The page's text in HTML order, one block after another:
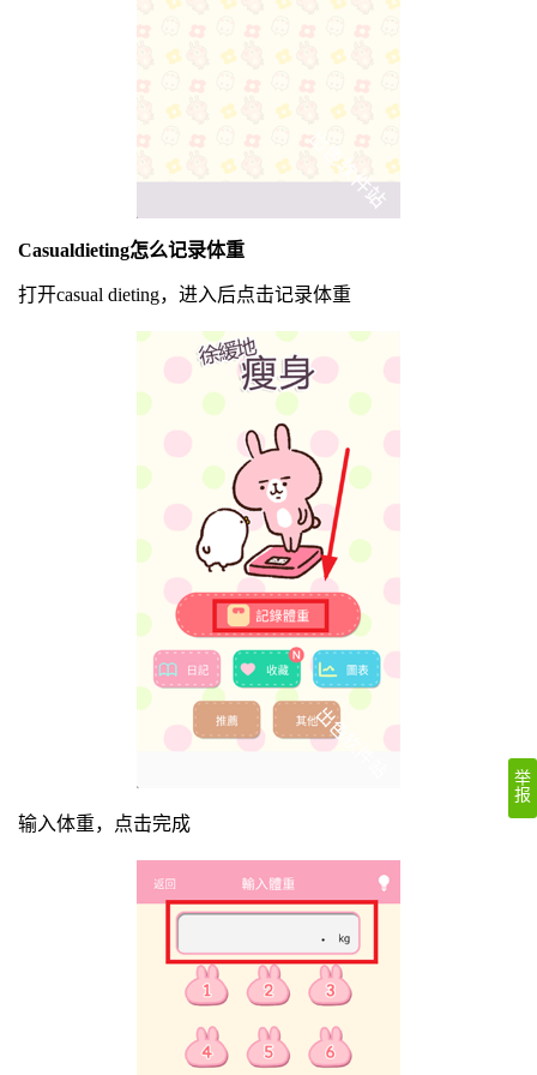
Casualdieting怎么记录体重
打开casual dieting，进入后点击记录体重
输入体重，点击完成
举
报